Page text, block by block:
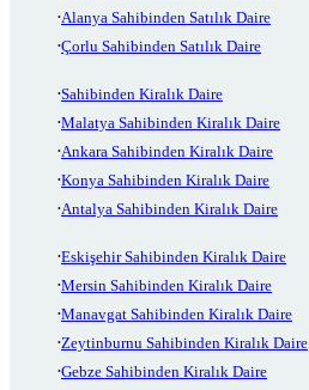
Alanya Sahibinden Satılık Daire
Çorlu Sahibinden Satılık Daire
Sahibinden Kiralık Daire
Malatya Sahibinden Kiralık Daire
Ankara Sahibinden Kiralık Daire
Konya Sahibinden Kiralık Daire
Antalya Sahibinden Kiralık Daire
Eskişehir Sahibinden Kiralık Daire
Mersin Sahibinden Kiralık Daire
Manavgat Sahibinden Kiralık Daire
Zeytinburnu Sahibinden Kiralık Daire
Gebze Sahibinden Kiralık Daire